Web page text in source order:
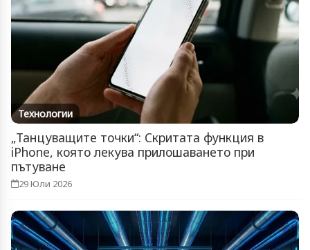
Технологии
„Танцуващите точки“: Скритата функция в
iPhone, която лекува прилошаването при
пътуване
29 Юли 2026